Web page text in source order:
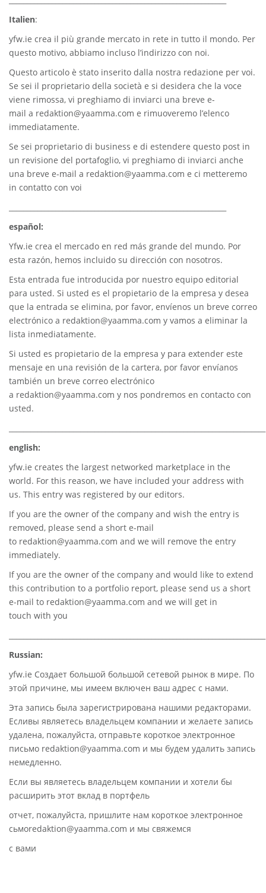
Italien:
yfw.ie crea il più grande mercato in rete in tutto il mondo. Per
questo motivo, abbiamo incluso l’indirizzo con noi.
Questo articolo è stato inserito dalla nostra redazione per voi.
Se sei il proprietario della società e si desidera che la voce
viene rimossa, vi preghiamo di inviarci una breve e-
mail a redaktion@yaamma.com e rimuoveremo l’elenco
immediatamente.
Se sei proprietario di business e di estendere questo post in
un revisione del portafoglio, vi preghiamo di inviarci anche
una breve e-mail a redaktion@yaamma.com e ci metteremo
in contatto con voi
español:
Yfw.ie crea el mercado en red más grande del mundo. Por
esta razón, hemos incluido su dirección con nosotros.
Esta entrada fue introducida por nuestro equipo editorial
para usted. Si usted es el propietario de la empresa y desea
que la entrada se elimina, por favor, envíenos un breve correo
electrónico a redaktion@yaamma.com y vamos a eliminar la
lista inmediatamente.
Si usted es propietario de la empresa y para extender este
mensaje en una revisión de la cartera, por favor envíanos
también un breve correo electrónico
a redaktion@yaamma.com y nos pondremos en contacto con
usted.
english:
yfw.ie creates the largest networked marketplace in the
world. For this reason, we have included your address with
us. This entry was registered by our editors.
If you are the owner of the company and wish the entry is
removed, please send a short e-mail
to redaktion@yaamma.com and we will remove the entry
immediately.
If you are the owner of the company and would like to extend
this contribution to a portfolio report, please send us a short
e-mail to redaktion@yaamma.com and we will get in
touch with you
Russian:
yfw.ie Создает большой большой сетевой рынок в мире. По
этой причине, мы имеем включен ваш адрес с нами.
Эта запись была зарегистрирована нашими редакторами.
Есливы являетесь владельцем компании и желаете запись
удалена, пожалуйста, отправьте короткое электронное
письмо redaktion@yaamma.com и мы будем удалить запись
немедленно.
Если вы являетесь владельцем компании и хотели бы
расширить этот вклад в портфель
отчет, пожалуйста, пришлите нам короткое электронное
сьмоredaktion@yaamma.com и мы свяжемся
с вами